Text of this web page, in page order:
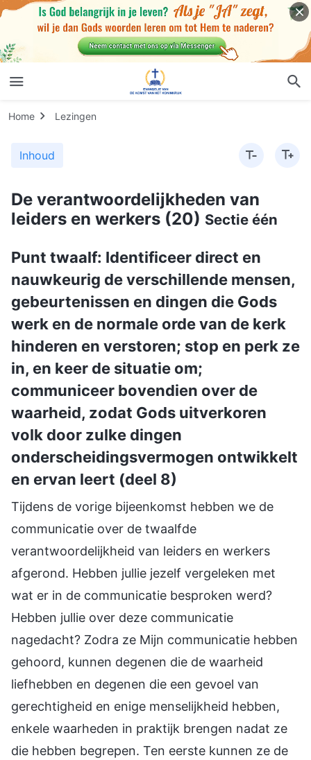
Home Lezingen
Inhoud
De verantwoordelijkheden van
leiders en werkers (20) Sectie één
Punt twaalf: Identificeer direct en
nauwkeurig de verschillende mensen,
gebeurtenissen en dingen die Gods
werk en de normale orde van de kerk
hinderen en verstoren; stop en perk ze
in, en keer de situatie om;
communiceer bovendien over de
waarheid, zodat Gods uitverkoren
volk door zulke dingen
onderscheidingsvermogen ontwikkelt
en ervan leert (deel 8)
Tijdens de vorige bijeenkomst hebben we de
communicatie over de twaalfde
verantwoordelijkheid van leiders en werkers
afgerond. Hebben jullie jezelf vergeleken met
wat er in de communicatie besproken werd?
Hebben jullie over deze communicatie
nagedacht? Zodra ze Mijn communicatie hebben
gehoord, kunnen degenen die de waarheid
liefhebben en degenen die een gevoel van
gerechtigheid en enige menselijkheid hebben,
enkele waarheden in praktijk brengen nadat ze
die hebben begrepen. Ten eerste kunnen ze de